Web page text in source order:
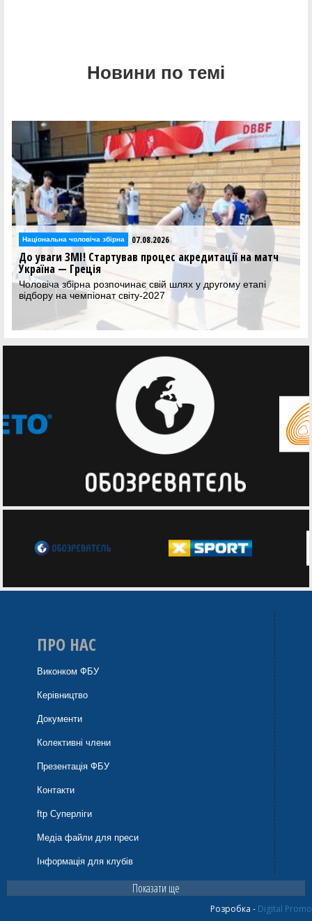
Новини по темі
Національна чоловіча збірна 06.08.2026
Визначився склад збірної України на матчі проти Греції
та Чорногорії
Національна команда розпочне виступ у другому раунді
кваліфікації чемпіонату світу
ПРО НАС
Виконком ФБУ
Керівництво
Документи
Колективні члени
Презентація ФБУ
Контакти
ftp Суперліги
Медіа файли для преси
Інформація для клубів
Показати ще
Розробка - Digital Promo